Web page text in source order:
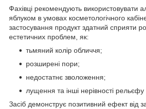
Фахівці рекомендують використовувати
яблуком в умовах косметологічного
застосування продукт здатний сприяти
естетичних проблем, як:
тьмяний колір обличчя;
розширені пори;
недостатнє зволоження;
лущення та інші нерівності рельєфу
Засіб демонструє позитивний ефект від